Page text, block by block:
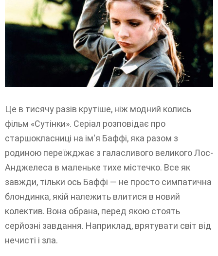
Це в тисячу разів крутіше, ніж модний колись
фільм «Сутінки». Серіал розповідає про
старшокласниці на ім'я Баффі, яка разом з
родиною переїжджає з галасливого великого Лос-
Анджелеса в маленьке тихе містечко. Все як
завжди, тільки ось Баффі — не просто симпатична
блондинка, якій належить влитися в новий
колектив. Вона обрана, перед якою стоять
серйозні завдання. Наприклад, врятувати світ від
нечисті і зла.